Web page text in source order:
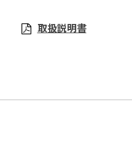
取扱説明書